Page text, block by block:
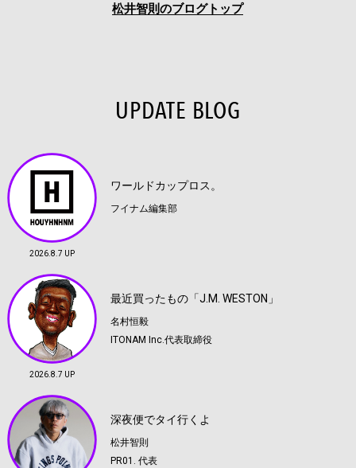
松井智則のブログトップ
UPDATE BLOG
2026.8.7 UP
ワールドカップロス。
フイナム編集部
2026.8.7 UP
最近買ったもの「J.M. WESTON」
名村恒毅
ITONAM Inc.代表取締役
深夜便でタイ行くよ
松井智則
PR01. 代表